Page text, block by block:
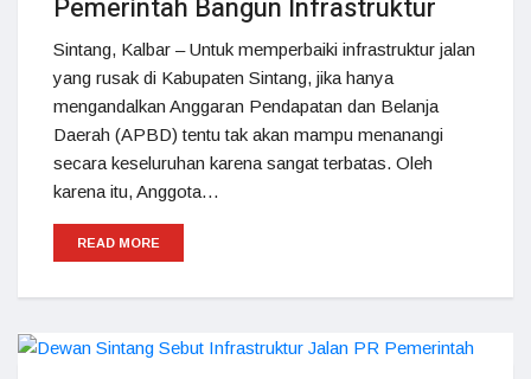
Pemerintah Bangun Infrastruktur
Sintang, Kalbar – Untuk memperbaiki infrastruktur jalan
yang rusak di Kabupaten Sintang, jika hanya
mengandalkan Anggaran Pendapatan dan Belanja
Daerah (APBD) tentu tak akan mampu menanangi
secara keseluruhan karena sangat terbatas. Oleh
karena itu, Anggota…
READ MORE